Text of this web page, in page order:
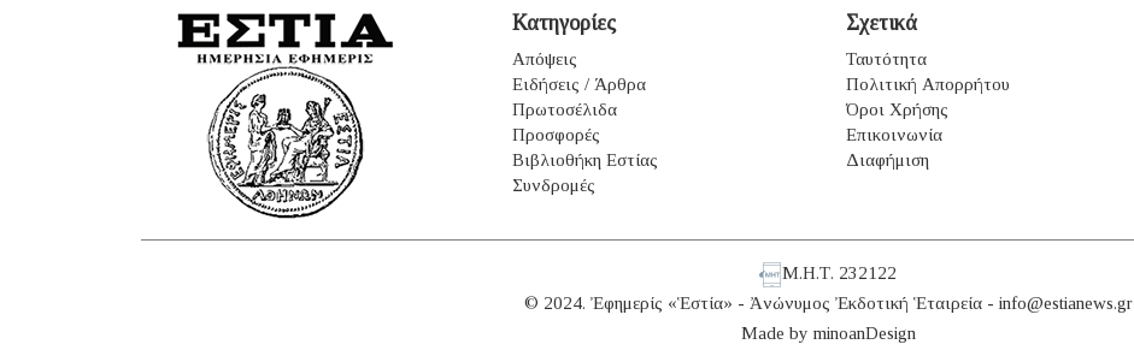
Κατηγορίες
Απόψεις
Ειδήσεις / Άρθρα
Πρωτοσέλιδα
Προσφορές
Βιβλιοθήκη Εστίας
Συνδρομές
Σχετικά
Ταυτότητα
Πολιτική Απορρήτου
Όροι Χρήσης
Επικοινωνία
Διαφήμιση
Μ.Η.Τ. 232122
© 2024. Ἐφημερίς «Ἑστία» - Ἀνώνυμος Ἐκδοτική Ἑταιρεία - info@estianews.gr
Made by minoanDesign